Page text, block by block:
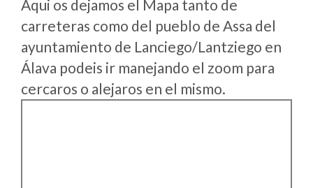
Aqui os dejamos el Mapa tanto de
carreteras como del pueblo de Assa del
ayuntamiento de Lanciego/Lantziego en
Álava podeis ir manejando el zoom para
cercaros o alejaros en el mismo.